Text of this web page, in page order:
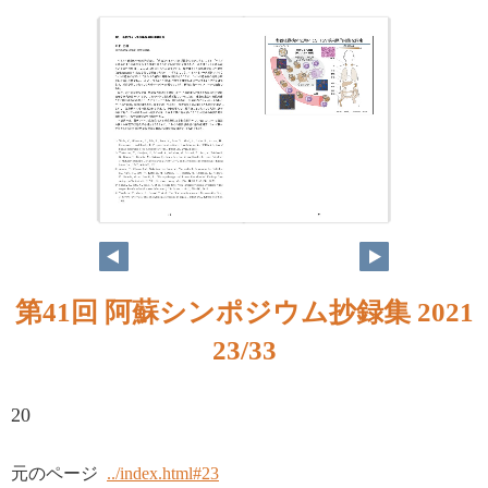
第41回 阿蘇シンポジウム抄録集 2021
23/33
20
元のページ ../index.html#23